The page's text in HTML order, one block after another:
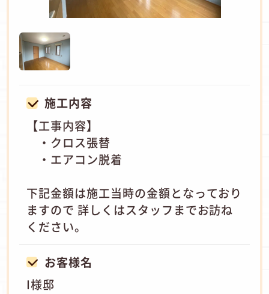
施工内容
【工事内容】
・クロス張替
・エアコン脱着
下記金額は施工当時の金額となっており
ますので 詳しくはスタッフまでお訪ね
ください。
お客様名
I様邸